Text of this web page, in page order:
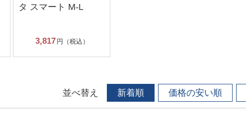
タ スマート M-L
3,817 円（税込）
並べ替え 新着順 価格の安い順